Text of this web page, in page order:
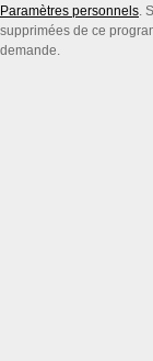
Paramètres personnels.
supprimées de ce
demande.